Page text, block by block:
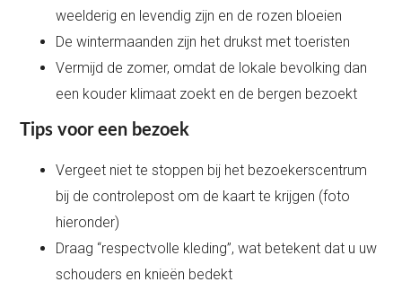
weelderig en levendig zijn en de rozen bloeien
De wintermaanden zijn het drukst met toeristen
Vermijd de zomer, omdat de lokale bevolking dan
een kouder klimaat zoekt en de bergen bezoekt
Tips voor een bezoek
Vergeet niet te stoppen bij het bezoekerscentrum
bij de controlepost om de kaart te krijgen (foto
hieronder)
Draag “respectvolle kleding”, wat betekent dat u uw
schouders en knieën bedekt